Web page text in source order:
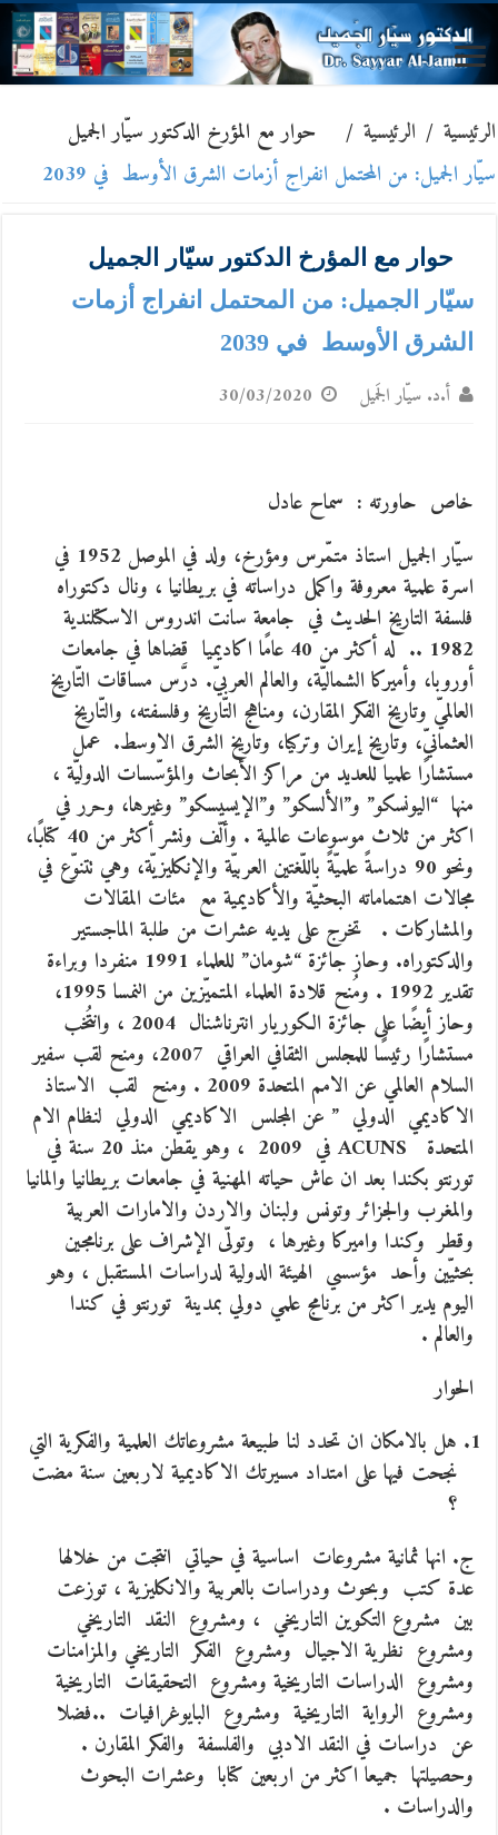
الرئيسية / الرئيسية /
حوار مع المؤرخ الدكتور سيّار الجميل
سيّار الجميل: من المحتمل انفراج أزمات الشرق الأوسط في 2039
حوار مع المؤرخ الدكتور سيّار الجميل
سيّار الجميل: من المحتمل انفراج أزمات
الشرق الأوسط في 2039
أ.د. سيّار الجَميل 30/03/2020
خاص حاورته : سماح عادل
سيّار الجميل
استاذ متمّرس ومؤرخ، ولد في الموصل 1952 في
اسرة علمية معروفة واكمل دراساته في بريطانيا ، ونال دكتوراه
فلسفة التاريخ الحديث في جامعة سانت اندروس الاسكتلندية
1982 .. له أكثر من 40 عامًا اكاديميا قضاها في جامعات
أوروبا، وأميركا الشماليّة، والعالم العربيّ. درَّس مساقات التّاريخ
العالميّ وتاريخ الفكر المقارن، ومناهج التّاريخ وفلسفته، والتّاريخ
العثمانيّ، وتاريخ إيران وتركيا، وتاريخ الشرق الاوسط. عمل
مستشارًا علميا للعديد من مراكز الأبحاث والمؤسّسات الدوليّة ،
منها “اليونسكو” و”الألسكو” و”الإيسيسكو” وغيرها، وحرر في
اكثر من ثلاث موسوعات عالمية . وألّف ونشر أكثر من 40 كتابًا،
ونحو 90 دراسةً علميّةً باللّغتين العربيّة والإنكليزيّة، وهي تتنوّع في
مجالات اهتماماته البحثيّة والأكاديمية مع مئات المقالات
والمشاركات . تخرج على يديه عشرات من طلبة الماجستير
والدكتوراه. وحاز جائزة “شومان” للعلماء 1991 منفردا وبراءة
تقدير 1992 . ومُنح قلادة العلماء المتميّزين من النمسا 1995،
وحاز أيضًا على جائزة الكوريار انترناشنال 2004 ، وانتُخب
مستشارًا رئيسًا للمجلس الثقافي العراقي 2007، ومنح لقب سفير
السلام العالمي عن الامم المتحدة 2009 . ومنح لقب الاستاذ
الاكاديمي الدولي ” عن المجلس الاكاديمي الدولي لنظام الام
المتحدة ACUNS في 2009 ، وهو يقطن منذ 20 سنة في
تورنتو بكندا بعد ان عاش حياته المهنية في جامعات بريطانيا والمانيا
والمغرب والجزائر وتونس ولبنان والاردن والامارات العربية
وقطر وكندا واميركا وغيرها ، وتولّى الإشراف على برنامجين
بحثيّين وأحد مؤسسي الهيئة الدولية لدراسات المستقبل ، وهو
اليوم يدير اكثر من برنامج علمي دولي بمدينة تورنتو في كندا
والعالم .
الحوار
هل بالامكان ان تحدد لنا طبيعة مشروعاتك العلمية والفكرية التي
نجحت فيها على امتداد مسيرتك الاكاديمية لاربعين سنة مضت
؟
ج. انها ثمانية مشروعات اساسية في حياتي انتجت من خلالها
عدة كتب وبحوث ودراسات بالعربية والانكليزية ، توزعت
بين مشروع التكوين التاريخي ، ومشروع النقد التاريخي
ومشروع نظرية الاجيال ومشروع الفكر التاريخي والمزامنات
ومشروع الدراسات التاريخية ومشروع التحقيقات التاريخية
ومشروع الرواية التاريخية ومشروع البايوغرافيات ..فضلا
عن دراسات في النقد الادبي والفلسفة والفكر المقارن .
وحصيلتها جميعا اكثر من اربعين كتابا وعشرات البحوث
والدراسات .